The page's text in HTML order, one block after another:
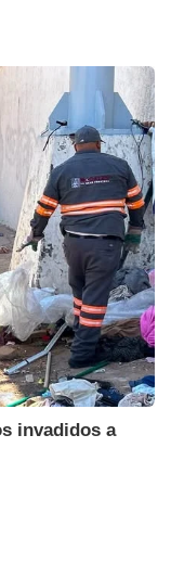
invadidos a